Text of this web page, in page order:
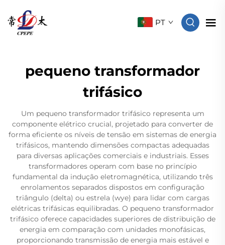
PT
pequeno transformador
trifásico
Um pequeno transformador trifásico representa um
componente elétrico crucial, projetado para converter de
forma eficiente os níveis de tensão em sistemas de energia
trifásicos, mantendo dimensões compactas adequadas
para diversas aplicações comerciais e industriais. Esses
transformadores operam com base no princípio
fundamental da indução eletromagnética, utilizando três
enrolamentos separados dispostos em configuração
triângulo (delta) ou estrela (wye) para lidar com cargas
elétricas trifásicas equilibradas. O pequeno transformador
trifásico oferece capacidades superiores de distribuição de
energia em comparação com unidades monofásicas,
proporcionando transmissão de energia mais estável e